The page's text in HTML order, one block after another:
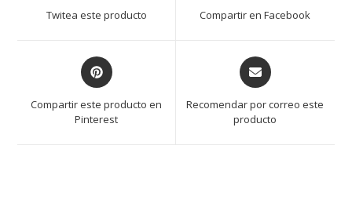
new
Twitea este producto
new
Compartir en Facebook
Opens
in
new
Compartir este producto en
Pinterest
Opens
in
new
Recomendar por correo este
producto